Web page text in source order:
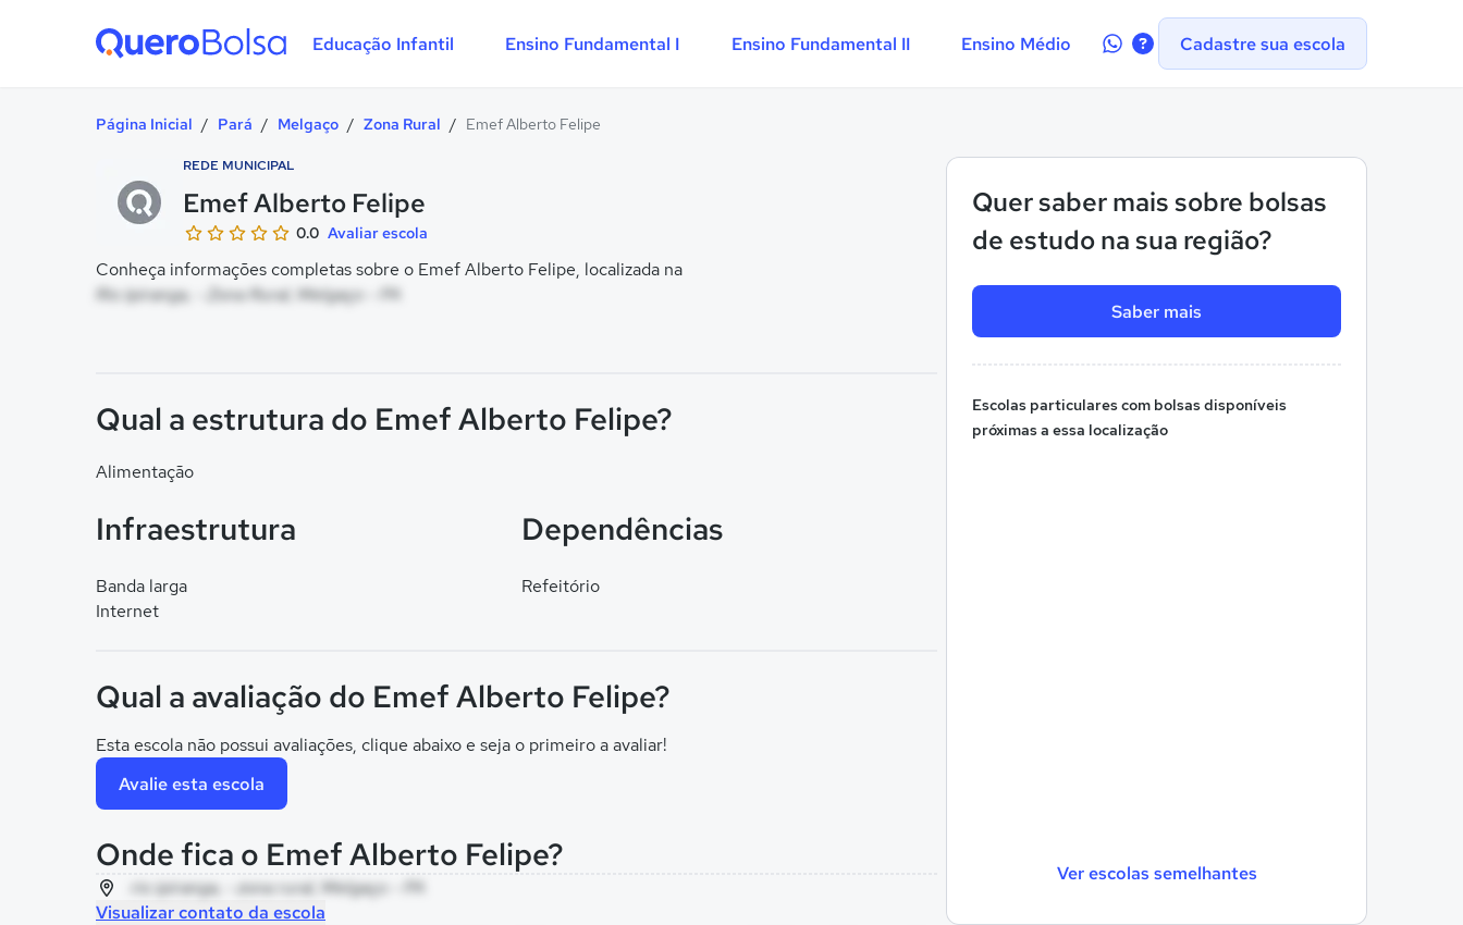
Educação Infantil Ensino Fundamental I Ensino Fundamental II Ensino Médio
Contate-Cadastre sua escola
Página Inicial / Pará / Melgaço / Zona Rural / Emef Alberto Felipe
REDE MUNICIPAL
Emef Alberto Felipe
0.0 Avaliar escola
Conheça informações completas sobre o Emef Alberto Felipe, localizada na
Rio Ipiranga, - Zona Rural, Melgaço - PA
Quer saber mais sobre bolsas
de estudo na sua região?
Saber mais
Escolas particulares com bolsas disponíveis
próximas a essa localização
Ver escolas semelhantes
Qual a estrutura do Emef Alberto Felipe?
Alimentação
Infraestrutura
Banda larga
Internet
Dependências
Refeitório
Qual a avaliação do Emef Alberto Felipe?
Esta escola não possui avaliações, clique abaixo e seja o primeiro a avaliar!
Avalie esta escola
Onde fica o Emef Alberto Felipe?
rio ipiranga, - zona rural, Melgaço - PA
Visualizar contato da escola